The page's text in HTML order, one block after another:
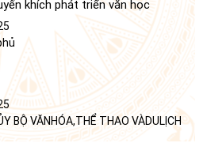
khích phát triển văn học
BỘ VĂNHÓA,THỂ THAO VÀDULỊCH